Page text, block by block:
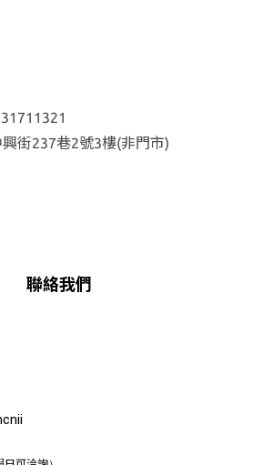
街237巷2號3樓(非門市)
聯絡我們